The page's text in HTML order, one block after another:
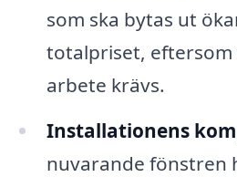
som ska bytas ut
totalpriset,
arbete krävs.
Installationens
nuvarande fönstren